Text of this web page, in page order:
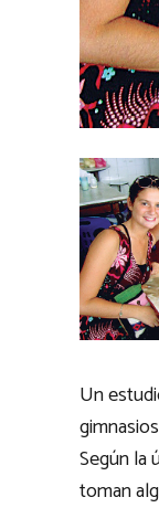
Un
Según la
toman